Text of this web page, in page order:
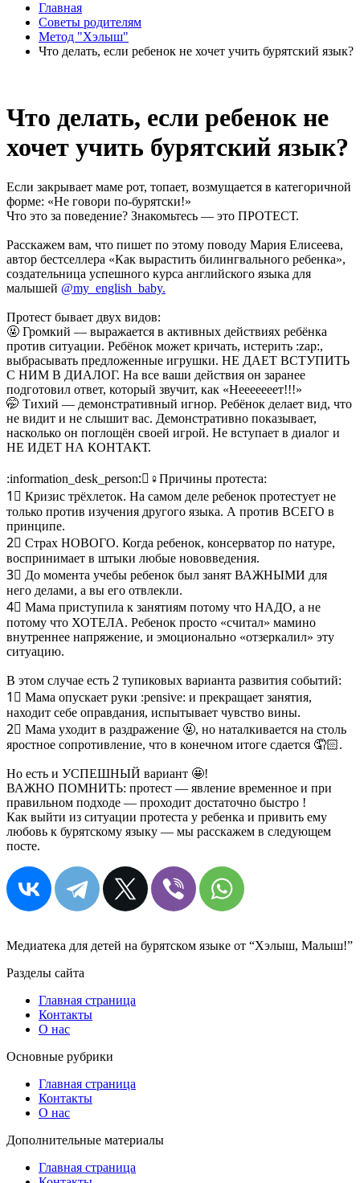
Главная
Советы родителям
Метод "Хэлыш"
Что делать, если ребенок не хочет учить бурятский язык?
Что делать, если ребенок не
хочет учить бурятский язык?
Если закрывает маме рот, топает, возмущается в категоричной
форме: «Не говори по-бурятски!»
Что это за поведение? Знакомьтесь — это ПРОТЕСТ.
Расскажем вам, что пишет по этому поводу Мария Елисеева,
автор бестселлера «Как вырастить билингвального ребенка»,
создательница успешного курса английского языка для
малышей @my_english_baby.
Протест бывает двух видов:
🤬 Громкий — выражается в активных действиях ребёнка
против ситуации. Ребёнок может кричать, истерить :zap:,
выбрасывать предложенные игрушки. НЕ ДАЕТ ВСТУПИТЬ
С НИМ В ДИАЛОГ. На все ваши действия он заранее
подготовил ответ, который звучит, как «Нееееееет!!!»
🤭 Тихий — демонстративный игнор. Ребёнок делает вид, что
не видит и не слышит вас. Демонстративно показывает,
насколько он поглощён своей игрой. Не вступает в диалог и
НЕ ИДЕТ НА КОНТАКТ.
:information_desk_person: 🏼♀Причины протеста:
1⃣ Кризис трёхлеток. На самом деле ребенок протестует не
только против изучения другого языка. А против ВСЕГО в
принципе.
2⃣ Страх НОВОГО. Когда ребенок, консерватор по натуре,
воспринимает в штыки любые нововведения.
3⃣ До момента учебы ребенок был занят ВАЖНЫМИ для
него делами, а вы его отвлекли.
4⃣ Мама приступила к занятиям потому что НАДО, а не
потому что ХОТЕЛА. Ребенок просто «считал» мамино
внутреннее напряжение, и эмоционально «отзеркалил» эту
ситуацию.
В этом случае есть 2 тупиковых варианта развития событий:
1⃣ Мама опускает руки :pensive: и прекращает занятия,
находит себе оправдания, испытывает чувство вины.
2⃣ Мама уходит в раздражение 🤬, но наталкивается на столь
яростное сопротивление, что в конечном итоге сдается 🤦🏻.
Но есть и УСПЕШНЫЙ вариант 🤩!
ВАЖНО ПОМНИТЬ: протест — явление временное и при
правильном подходе — проходит достаточно быстро !
Как выйти из ситуации протеста у ребенка и привить ему
любовь к бурятскому языку — мы расскажем в следующем
посте.
Медиатека для детей на бурятском языке от “Хэлыш, Малыш!”
Разделы сайта
Главная страница
Контакты
О нас
Основные рубрики
Главная страница
Контакты
О нас
Дополнительные материалы
Главная страница